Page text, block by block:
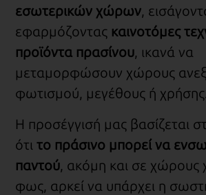
εσωτερικών χώρων,
εφαρμόζοντας καινοτόμες
προϊόντα πρασίνου, ικανά να
μεταμορφώσουν χώρους
φωτισμού, μεγέθους ή
Η προσέγγισή μας βασίζεται
ότιτο πράσινο μπορεί να
παντού, ακόμη και σε χώρους
φως, αρκεί να υπάρχει η